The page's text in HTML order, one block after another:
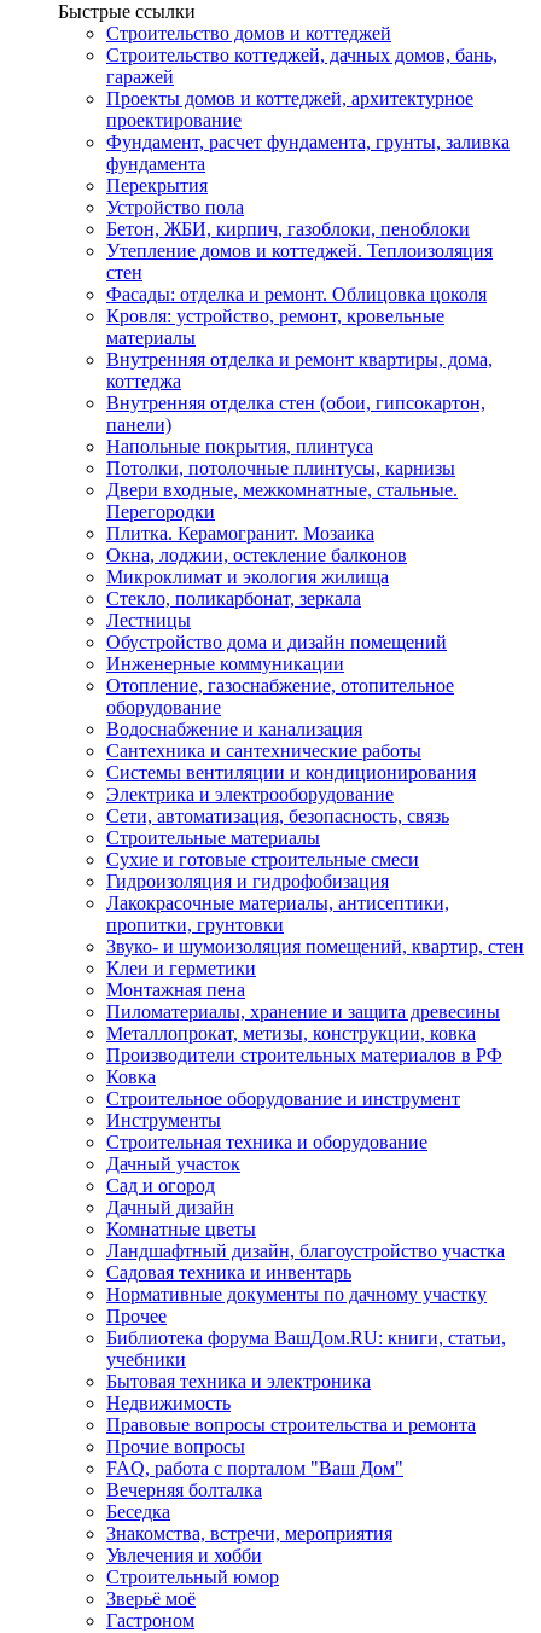
Быстрые ссылки
Строительство домов и коттеджей
Строительство коттеджей, дачных домов, бань,
гаражей
Проекты домов и коттеджей, архитектурное
проектирование
Фундамент, расчет фундамента, грунты, заливка
фундамента
Перекрытия
Устройство пола
Бетон, ЖБИ, кирпич, газоблоки, пеноблоки
Утепление домов и коттеджей. Теплоизоляция
стен
Фасады: отделка и ремонт. Облицовка цоколя
Кровля: устройство, ремонт, кровельные
материалы
Внутренняя отделка и ремонт квартиры, дома,
коттеджа
Внутренняя отделка стен (обои, гипсокартон,
панели)
Напольные покрытия, плинтуса
Потолки, потолочные плинтусы, карнизы
Двери входные, межкомнатные, стальные.
Перегородки
Плитка. Керамогранит. Мозаика
Окна, лоджии, остекление балконов
Микроклимат и экология жилища
Стекло, поликарбонат, зеркала
Лестницы
Обустройство дома и дизайн помещений
Инженерные коммуникации
Отопление, газоснабжение, отопительное
оборудование
Водоснабжение и канализация
Сантехника и сантехнические работы
Системы вентиляции и кондиционирования
Электрика и электрооборудование
Сети, автоматизация, безопасность, связь
Строительные материалы
Сухие и готовые строительные смеси
Гидроизоляция и гидрофобизация
Лакокрасочные материалы, антисептики,
пропитки, грунтовки
Звуко- и шумоизоляция помещений, квартир, стен
Клеи и герметики
Монтажная пена
Пиломатериалы, хранение и защита древесины
Металлопрокат, метизы, конструкции, ковка
Производители строительных материалов в РФ
Ковка
Строительное оборудование и инструмент
Инструменты
Строительная техника и оборудование
Дачный участок
Сад и огород
Дачный дизайн
Комнатные цветы
Ландшафтный дизайн, благоустройство участка
Садовая техника и инвентарь
Нормативные документы по дачному участку
Прочее
Библиотека форума ВашДом.RU: книги, статьи,
учебники
Бытовая техника и электроника
Недвижимость
Правовые вопросы строительства и ремонта
Прочие вопросы
FAQ, работа с порталом "Ваш Дом"
Вечерняя болталка
Беседка
Знакомства, встречи, мероприятия
Увлечения и хобби
Строительный юмор
Зверьё моё
Гастроном